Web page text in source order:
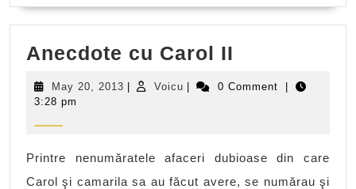
Anecdote cu Carol II
Carol
May 20, 2013 May
| Voicu Voicu
| 0 Comment
|
3:28 pm
Printre nenumăratele afaceri dubioase din care
Carol şi camarila sa au făcut avere, se numărau şi